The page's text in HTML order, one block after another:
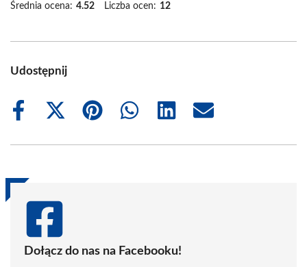
Średnia ocena: 4.52 Liczba ocen: 12
Udostępnij
Share
Share
(Twitter)
Share
Share
Share
Share
Dołącz do nas na Facebooku!